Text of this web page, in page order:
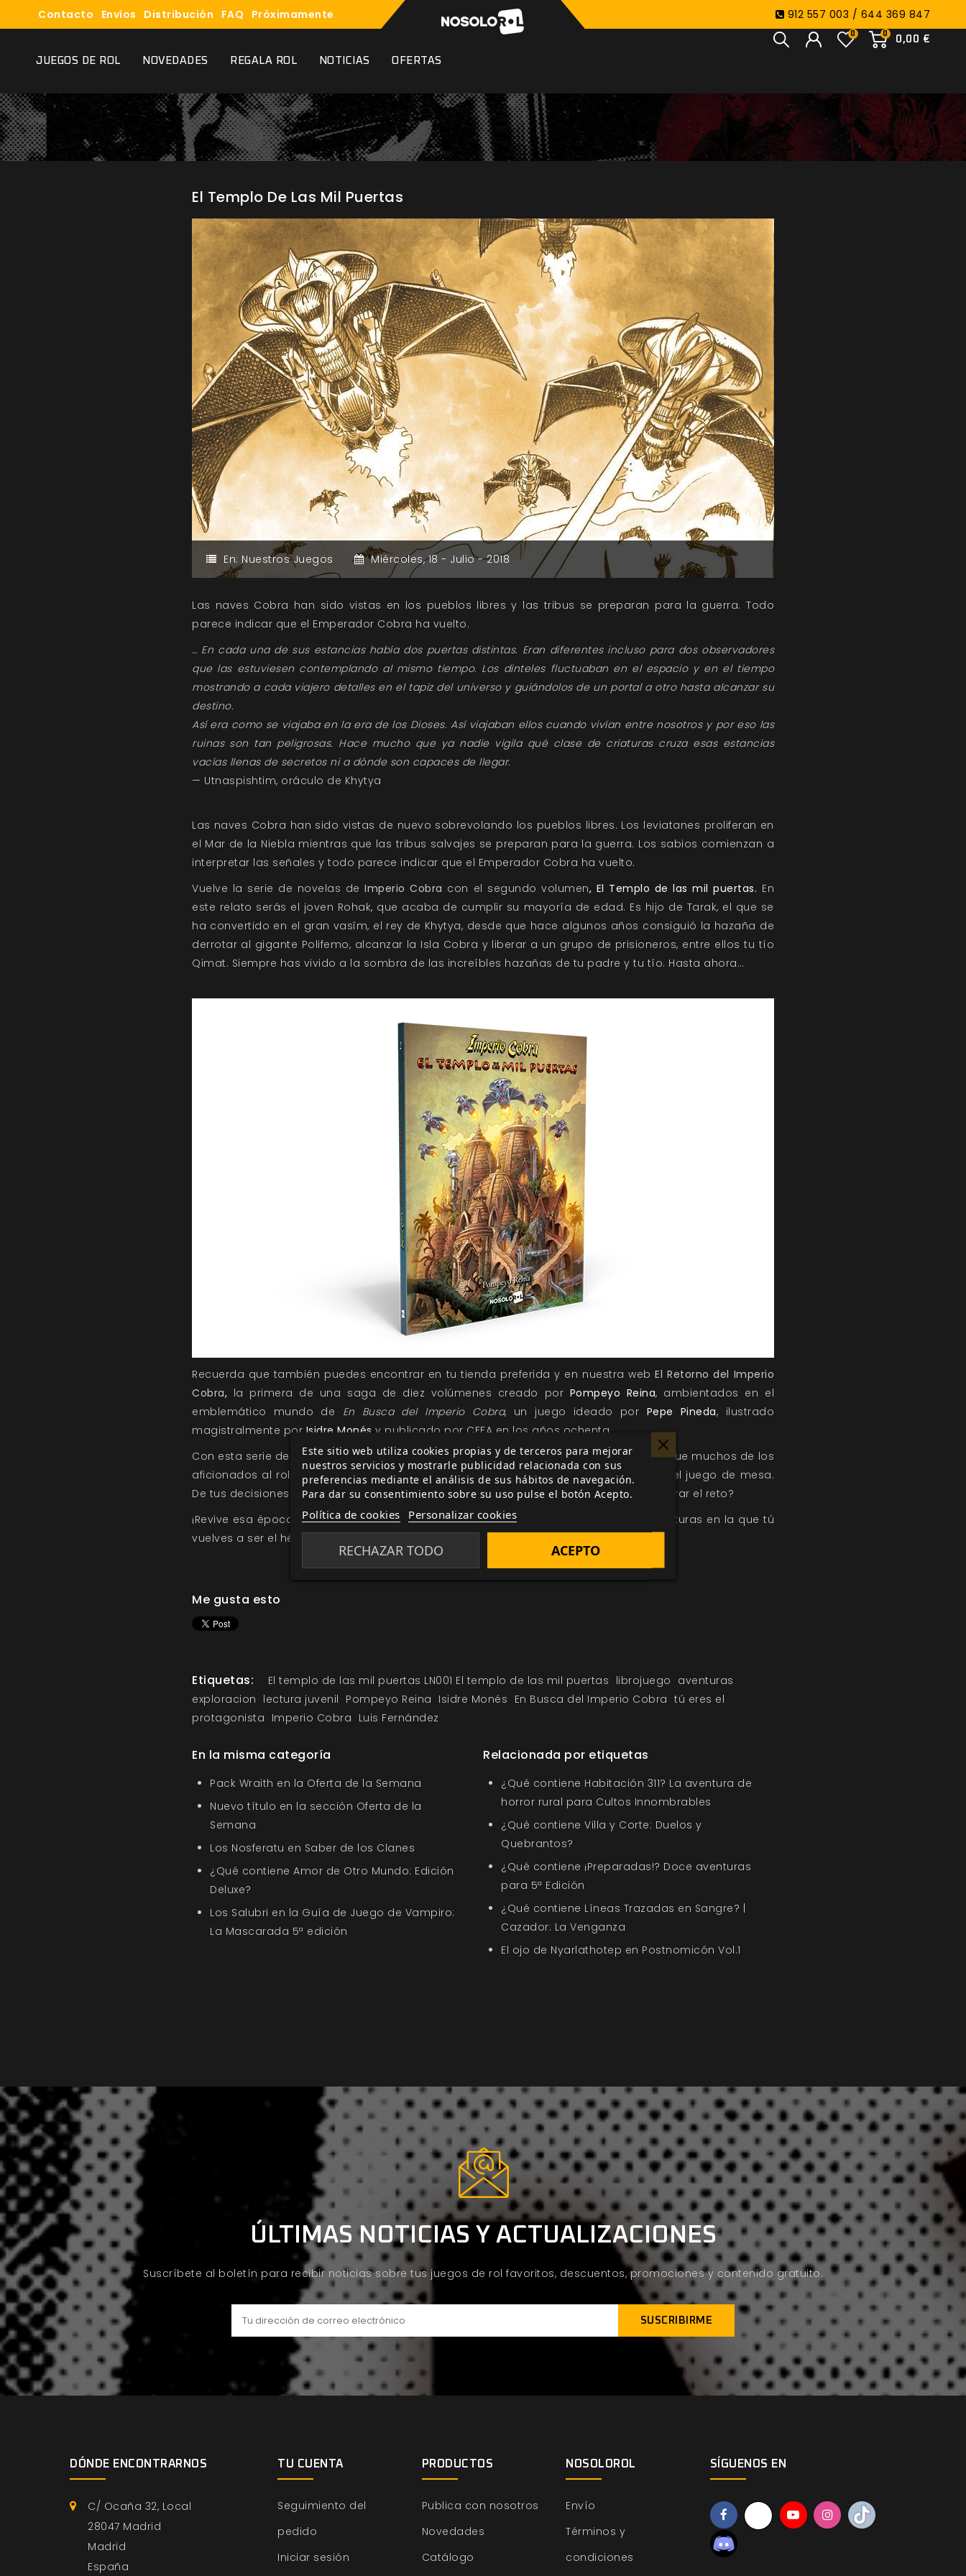
Contacto Envíos Distribución FAQ Próximamente 912 557 003 / 644 369 847
0
0,00 €
0
JUEGOS DE ROL NOVEDADES REGALA ROL NOTICIAS OFERTAS
El Templo De Las Mil Puertas
En: Nuestros Juegos Miércoles,18 - Julio -2018
Las naves Cobra han sido vistas en los pueblos libres y las tribus se preparan para la guerra. Todo
parece indicar que el Emperador Cobra ha vuelto.
… En cada una de sus estancias había dos puertas distintas. Eran diferentes incluso para dos observadores
que las estuviesen contemplando al mismo tiempo. Los dinteles fluctuaban en el espacio y en el tiempo
mostrando a cada viajero detalles en el tapiz del universo y guiándolos de un portal a otro hasta alcanzar su
destino.
Así era como se viajaba en la era de los Dioses. Así viajaban ellos cuando vivían entre nosotros y por eso las
ruinas son tan peligrosas. Hace mucho que ya nadie vigila qué clase de criaturas cruza esas estancias
vacías llenas de secretos ni a dónde son capaces de llegar.
— Utnaspishtim, oráculo de Khytya
Las naves Cobra han sido vistas de nuevo sobrevolando los pueblos libres. Los leviatanes proliferan en
el Mar de la Niebla mientras que las tribus salvajes se preparan para la guerra. Los sabios comienzan a
interpretar las señales y todo parece indicar que el Emperador Cobra ha vuelto.
Vuelve la serie de novelas deImperio Cobra con el segundo volumen, El Templo de las mil puertas. En
este relato serás el joven Rohak, que acaba de cumplir su mayoría de edad. Es hijo de Tarak, el que se
ha convertido en el gran vasîm, el rey de Khytya, desde que hace algunos años consiguió la hazaña de
derrotar al gigante Polifemo, alcanzar la Isla Cobra y liberar a un grupo de prisioneros, entre ellos tu tío
Qimat. Siempre has vivido a la sombra de las increíbles hazañas de tu padre y tu tío. Hasta ahora…
Recuerda que también puedes encontrar en tu tienda preferida y en nuestra webEl Retorno del Imperio
Cobra, la primera de una saga de diez volúmenes creado por Pompeyo Reina, ambientados en el
emblemático mundo de En Busca del Imperio Cobra, un juego ideado por Pepe Pineda, ilustrado
magistralmente por Isidre Monés y publicado por CEFA en los años ochenta.
Con esta serie de novelas ambientadas en el clásico juego se aúnan dos elementos que muchos de los
aficionados al rol recordarán con cariño: el formato librojuego y el mítico universo del juego de mesa.
De tus decisiones dependerá tu supervivencia y la de los tuyos… ¿Serás capaz de superar el reto?
¡Revive esa época dorada de la fantasía gracia a esta colección de novelas de aventuras en la que tú
vuelves a ser el héroe!
Me gusta esto
Etiquetas: El templo de las mil puertas LN001 El templo de las mil puertas librojuego aventuras
exploracion lectura juvenil Pompeyo Reina Isidre Monés En Busca del Imperio Cobra tú eres el
protagonista Imperio Cobra Luis Fernández
En la misma categoría
Pack Wraith en la Oferta de la Semana
Nuevo título en la sección Oferta de la
Semana
Los Nosferatu en Saber de los Clanes
¿Qué contiene Amor de Otro Mundo: Edición
Deluxe?
Los Salubri en la Guía de Juego de Vampiro:
La Mascarada 5ª edición
Relacionada por etiquetas
¿Qué contiene Habitación 311? La aventura de
horror rural para Cultos Innombrables
¿Qué contiene Villa y Corte: Duelos y
Quebrantos?
¿Qué contiene ¡Preparadas!? Doce aventuras
para 5ª Edición
¿Qué contiene Líneas Trazadas en Sangre? |
Cazador: La Venganza
El ojo de Nyarlathotep en Postnomicón Vol.1
ÚLTIMAS NOTICIAS Y ACTUALIZACIONES
Suscríbete al boletín para recibir noticias sobre tus juegos de rol favoritos, descuentos, promociones y contenido gratuito.
DÓNDE ENCONTRARNOS
C/ Ocaña 32, Local
28047 Madrid
Madrid
España
TU CUENTA
Seguimiento del
pedido
Iniciar sesión
PRODUCTOS
Publica con nosotros
Novedades
Catálogo
NOSOLOROL
Envío
Términos y
condiciones
SÍGUENOS EN
Este sitio web utiliza cookies propias y de terceros para mejorar
nuestros servicios y mostrarle publicidad relacionada con sus
preferencias mediante el análisis de sus hábitos de navegación.
Para dar su consentimiento sobre su uso pulse el botón Acepto.
Política de cookies Personalizar cookies
RECHAZAR TODO ACEPTO